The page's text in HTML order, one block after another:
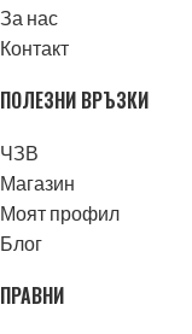
За нас
Контакт
ПОЛЕЗНИ ВРЪЗКИ
ЧЗВ
Магазин
Моят профил
Блог
ПРАВНИ